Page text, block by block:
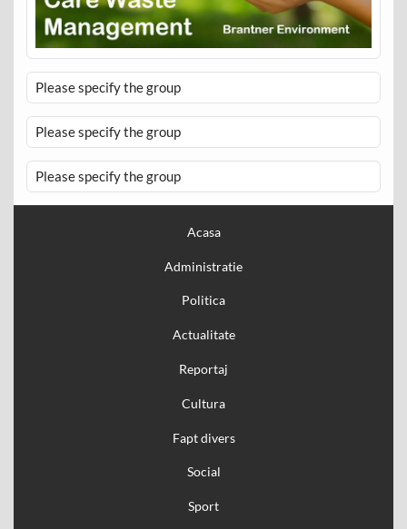
Please specify the group
Please specify the group
Please specify the group
Acasa
Administratie
Politica
Actualitate
Reportaj
Cultura
Fapt divers
Social
Sport